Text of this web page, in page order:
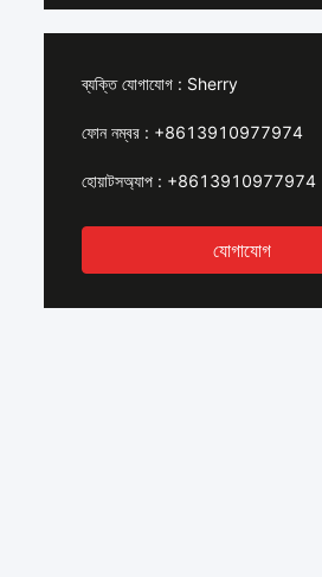
ব্যক্তি যোগাযোগ : Sherry
ফোন নম্বর : +8613910977974
হোয়াটসঅ্যাপ : +8613910977974
যোগাযোগ